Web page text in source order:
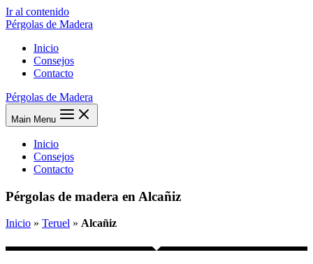
Ir al contenido
Pérgolas de Madera
Inicio
Consejos
Contacto
Pérgolas de Madera
Main Menu
Inicio
Consejos
Contacto
Pérgolas de madera en Alcañiz
Inicio » Teruel » Alcañiz